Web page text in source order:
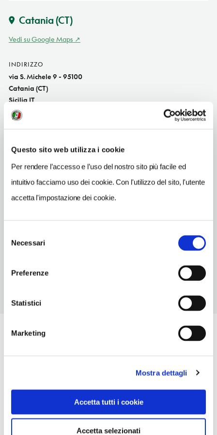
Questo sito web utilizza i cookie
Per rendere l’accesso e l’uso del nostro sito più facile ed
intuitivo facciamo uso dei cookie. Con l'utilizzo del sito, l'utente
accetta l'impostazione dei cookie.
delNecessari
Preferenze
Statistici
Marketing
Mostra dettagli
Accetta tutti i cookie
Accetta selezionati
Catania (CT)
Vedi su Google Maps
INDIRIZZO
via S. Michele 9 - 95100
Catania (CT)
Sicilia IT
INDIRIZZO EMAIL
TELEFONO
0957159893
TIPO DI CUCINA
vegetariana,vegana
ORARI DI APERTURA